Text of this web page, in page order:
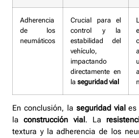
Adherencia
de los
neumáticos
Crucial para el
control y la
estabilidad del
vehículo,
impactando
directamente en
la seguridad vial
En conclusión, la seguridad vial es
laconstrucción vial . La
textura y la adherencia de los